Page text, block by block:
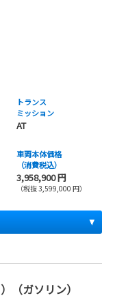
トランス
ミッション
AT
車両本体価格
（消費税込）
3,958,900 円
（税抜 3,599,000 円）
（ガソリン）